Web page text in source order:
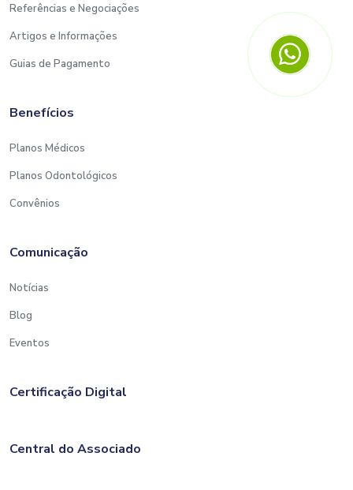
Referências e Negociações
Artigos e Informações
Guias de Pagamento
Benefícios
Planos Médicos
Planos Odontológicos
Convênios
Comunicação
Notícias
Blog
Eventos
Certificação Digital
Central do Associado